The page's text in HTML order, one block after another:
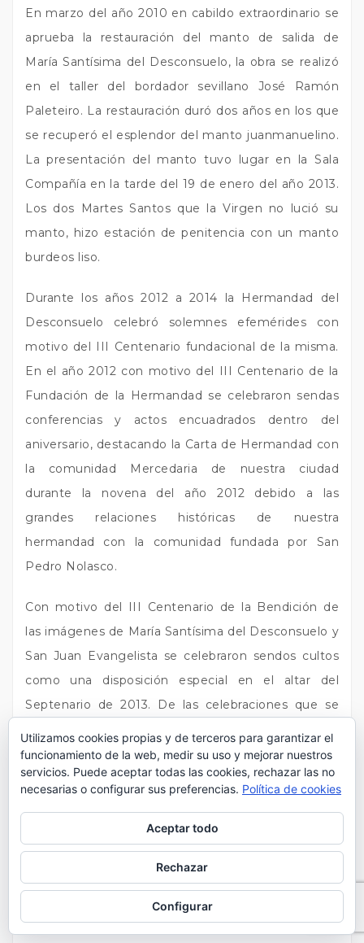
En marzo del año 2010 en cabildo extraordinario se
aprueba la restauración del manto de salida de
María Santísima del Desconsuelo, la obra se realizó
en el taller del bordador sevillano José Ramón
Paleteiro. La restauración duró dos años en los que
se recuperó el esplendor del manto juanmanuelino.
La presentación del manto tuvo lugar en la Sala
Compañía en la tarde del 19 de enero del año 2013.
Los dos Martes Santos que la Virgen no lució su
manto, hizo estación de penitencia con un manto
burdeos liso.
Durante los años 2012 a 2014 la Hermandad del
Desconsuelo celebró solemnes efemérides con
motivo del III Centenario fundacional de la misma.
En el año 2012 con motivo del III Centenario de la
Fundación de la Hermandad se celebraron sendas
conferencias y actos encuadrados dentro del
aniversario, destacando la Carta de Hermandad con
la comunidad Mercedaria de nuestra ciudad
durante la novena del año 2012 debido a las
grandes relaciones históricas de nuestra
hermandad con la comunidad fundada por San
Pedro Nolasco.
Con motivo del III Centenario de la Bendición de
las imágenes de María Santísima del Desconsuelo y
San Juan Evangelista se celebraron sendos cultos
como una disposición especial en el altar del
Septenario de 2013. De las celebraciones que se
de Oro de la Ciudad por parte del Excelentísimo
Ayuntamiento de Jerez el 12 de octubre de 2013.
Extraordinaria de María Santísima del Desconsuelo
por las calles de la ciudad con motivo del
aniversario de su bendición, la comitiva partió de la
Iglesia de San Mateo a las 8:00 a.m. en Rosario de
la Aurora hasta la basílica de la Merced por el
Utilizamos cookies propias y de terceros para garantizar el
funcionamiento de la web, medir su uso y mejorar nuestros
servicios. Puede aceptar todas las cookies, rechazar las no
necesarias o configurar sus preferencias. Política de cookies
Aceptar todo
Rechazar
Configurar